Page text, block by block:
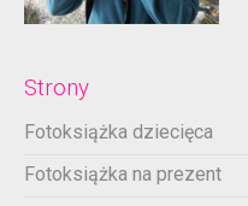
Strony
Fotoksiążka dziecięca
Fotoksiążka na prezent